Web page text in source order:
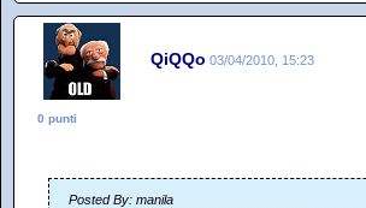
QiQQo 03/04/2010, 15:23
0 punti
Posted By: manila